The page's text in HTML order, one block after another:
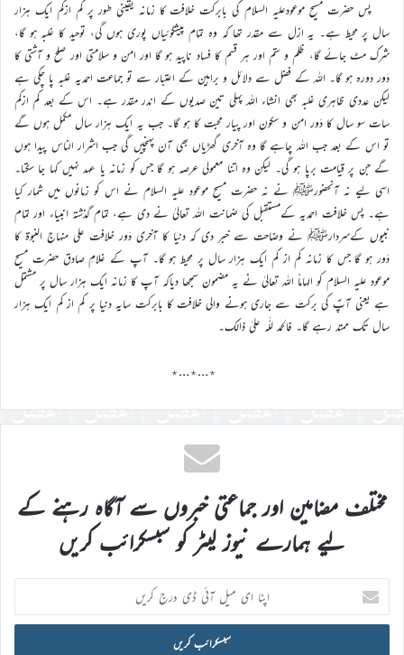
پس حضرت مسیح موعودعلیہ السلام کی بابرکت خلافت کا زمانہ یقینی طور پر کم ازکم ایک ہزار
سال پر محیط ہے۔ یہ ازل سے مقدر تھا کہ وہ تمام پیشگوئیاں پوری ہوں گی، توحید کا غلبہ ہو گا،
شرک مٹ جائے گا، ظلم و ستم اور ہر قسم کا فساد ناپید ہو گا اور امن و سلامتی اور صلح و آشتی کا
دَور دورہ ہو گا۔ اللہ کے فضل سے دلائل و براہین کے اعتبار سے تو جماعت احمدیہ غلبہ پا چکی ہے
لیکن عددی ظاہری غلبہ بھی انشاء اللہ پہلی تین صدیوں کے اندر مقدر ہے۔ اس کے بعد کم ازکم
سات سو سال کا دَور امن و سکون اور پیار محبت کا ہو گا۔ جب یہ ایک ہزار سال مکمل ہوں گے
تو اس کے بعد جب اللہ چاہے گا وہ آخری گھڑیاں بھی آن پہنچیں گی جب اشرار الناس پیدا ہوں
گے جن پر قیامت برپا ہو گی۔ لیکن وہ اتنا معمولی عرصہ ہو گا جس کو زمانہ یا عہد نہیں کہا جا سکتا۔
اسی لیے نہ آنحضورﷺ نے نہ حضرت مسیح موعود علیہ السلام نے اس کو زمانوں میں شمار کیا
ہے۔ پس خلافت احمدیہ کےمستقبل کی ضمانت اللہ تعالیٰ نے دی ہے، تمام گذشتہ انبیاء اور تمام
نبیوں کےسردارﷺ نے وضاحت سے خبر دی کہ دنیا کا آخری دَور خلافت علی منہاج النبوۃ کا
دَور ہو گا جس کا زمانہ کم از کم ایک ہزار سال پر محیط ہو گا۔ آپ کے غلامِ صادق حضرت مسیح
موعود علیہ السلام کو الہاماً اللہ تعالیٰ نے یہ مضمون سمجھا دیاکہ آپ کا زمانہ ایک ہزار سال پر مشتمل
ہے یعنی آپؑ کی برکت سے جاری ہونے والی خلافت کا بابرکت سایہ دنیا پر کم از کم ایک ہزار
سال تک ممتد رہے گا۔ فالحمد للّٰہ علیٰ ذالک۔
٭…٭…٭
مختلف مضامین اور جماعتی خبروں سے آگاہ رہنے کے
لیے ہمارے نیوز لیٹر کو سبسکرائب کریں
اپنا
ای
میل